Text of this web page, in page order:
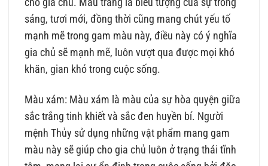
cho gia chủ. Màu trắng là biểu tượng của sự trong
sáng, tươi mới, đồng thời cũng mang chút yếu tố
mạnh mẽ trong gam màu này, điều này có ý nghĩa
gia chủ sẽ mạnh mẽ, luôn vượt qua được mọi khó
khăn, gian khó trong cuộc sống.
Màu xám: Màu xám là màu của sự hòa quyện giữa
sắc trắng tinh khiết và sắc đen huyền bí. Người
mệnh Thủy sử dụng những vật phẩm mang gam
màu này sẽ giúp cho gia chủ luôn ở trạng thái tĩnh